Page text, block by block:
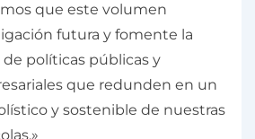
que este volumen
futura y fomente la
políticas públicas y
que redunden en un
y sostenible de nuestras